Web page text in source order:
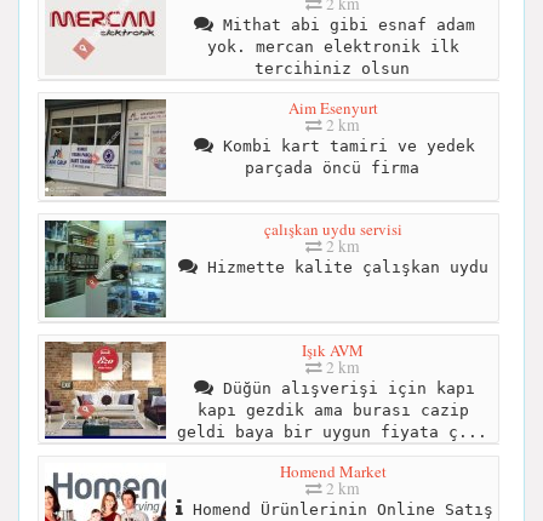
Mithat abi gibi esnaf adam
yok. mercan elektronik ilk
tercihiniz olsun
Aim Esenyurt
2 km
Kombi kart tamiri ve yedek
parçada öncü firma
çalışkan uydu servisi
2 km
Hizmette kalite çalışkan uydu
Işık AVM
2 km
Düğün alışverişi için kapı
kapı gezdik ama burası cazip
geldi baya bir uygun fiyata ç...
Homend Market
2 km
Homend Ürünlerinin Online Satış